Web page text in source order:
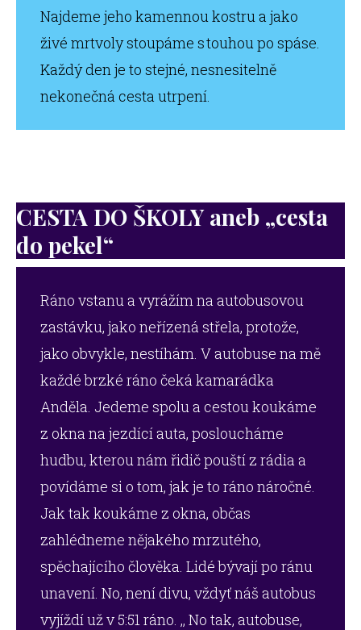
Najdeme jeho kamennou kostru a jako
živé mrtvoly stoupáme s touhou po spáse.
Každý den je to stejné, nesnesitelně
nekonečná cesta utrpení.
CESTA DO ŠKOLY aneb „cesta
do pekel“
Ráno vstanu a vyrážím na autobusovou
zastávku, jako neřízená střela, protože,
jako obvykle, nestíhám. V autobuse na mě
každé brzké ráno čeká kamarádka
Anděla. Jedeme spolu a cestou koukáme
z okna na jezdící auta, posloucháme
hudbu, kterou nám řidič pouští z rádia a
povídáme si o tom, jak je to ráno náročné.
Jak tak koukáme z okna, občas
zahlédneme nějakého mrzutého,
spěchajícího člověka. Lidé bývají po ránu
unavení. No, není divu, vždyť náš autobus
vyjíždí už v 5:51 ráno. ,, No tak, autobuse,